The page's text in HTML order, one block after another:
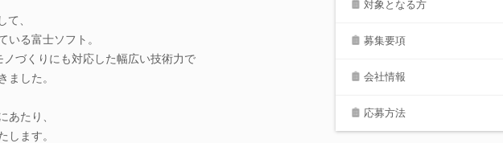
、
いる富士ソフト。
づくりにも対応した幅広い技術力で
ました。
あたり、
します。
対象となる方
募集要項
会社情報
応募方法